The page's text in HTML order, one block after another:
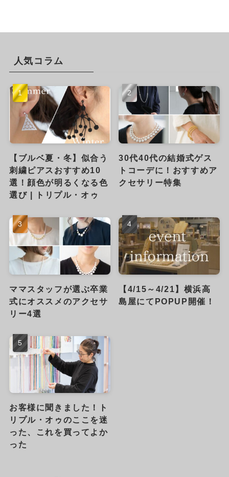
人気コラム
【ブルベ夏・冬】似合う
刺繍ピアスおすすめ10
選！顔色が明るくなる色
選び | トリプル・オゥ
30代40代の結婚式ゲス
トコーデに！おすすめア
クセサリー特集
ママスタッフが選ぶ卒業
式にオススメのアクセサ
リー4選
【4/15～4/21】横浜高
島屋にてPOPUP開催！
お客様に聞きました！ト
リプル・オゥのここを迷
った、これを買ってよか
った